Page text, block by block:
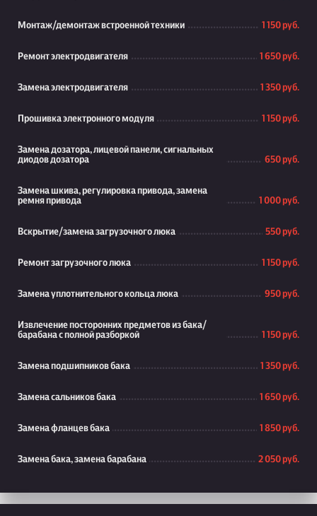
Монтаж/демонтаж встроенной техники 1 150 руб.
Ремонт электродвигателя 1 650 руб.
Замена электродвигателя 1 350 руб.
Прошивка электронного модуля 1 150 руб.
Замена дозатора, лицевой панели, сигнальных
диодов дозатора
650 руб.
Замена шкива, регулировка привода, замена
ремня привода
1 000 руб.
Вскрытие/замена загрузочного люка 550 руб.
Ремонт загрузочного люка 1 150 руб.
Замена уплотнительного кольца люка 950 руб.
Извлечение посторонних предметов из бака/
барабана с полной разборкой
1 150 руб.
Замена подшипников бака 1 350 руб.
Замена сальников бака 1 650 руб.
Замена фланцев бака 1 850 руб.
Замена бака, замена барабана 2 050 руб.